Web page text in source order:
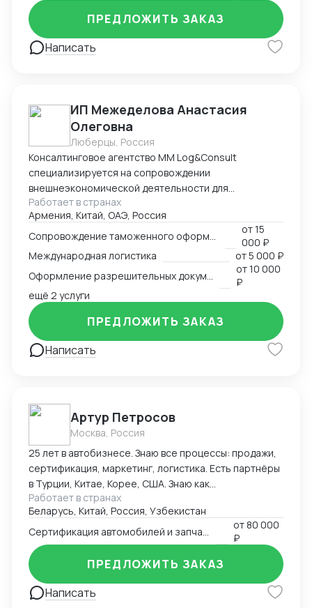
Написать
ПРЕДЛОЖИТЬ ЗАКАЗ
ИП Межеделова Анастасия
Олеговна
Люберцы, Россия
Консалтинговое агентство MM Log&Consult
специализируется на сопровождении
внешнеэкономической деятельности для
участников международного рынка из России и
Армении. Наш опыт в сфере ВЭД более 13 лет
позволяет нам оказывать качественные
консалтинговые услуги для компаний, решивших
выйти на международный рынок. MM Log&Consult
поможет организовать международный бизнес в
Вашей компании в требуемых масштабах: -
организация и внедрение ВЭД с нуля; -
консультирование и разработка стратегии
внедрения ВЭД в компанию силами заказчика; -
сопровождение международной сделки разово или
Работает в странах
Армения, Китай, ОАЭ, Россия
от15
000 ₽
Международная логистика
от5 000 ₽
от10 000
₽
ещё 2 услуги
Написать
ПРЕДЛОЖИТЬ ЗАКАЗ
Артур Петросов
Москва, Россия
25 лет в автобизнесе. Знаю все процессы: продажи,
сертификация, маркетинг, логистика. Есть партнёры
в Турции, Китае, Корее, США. Знаю как
омологировать автомобили в 18ти странах мира.
Работает в странах
Беларусь, Китай, Россия, Узбекистан
от 80 000
₽
Написать
ПРЕДЛОЖИТЬ ЗАКАЗ